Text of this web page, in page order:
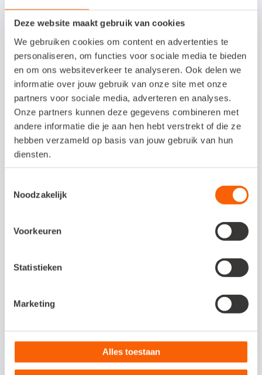
Deze website maakt gebruik van cookies
We gebruiken cookies om content en advertenties te
personaliseren, om functies voor sociale media te bieden
en om ons websiteverkeer te analyseren. Ook delen we
informatie over jouw gebruik van onze site met onze
partners voor sociale media, adverteren en analyses.
Onze partners kunnen deze gegevens combineren met
andere informatie die je aan hen hebt verstrekt of die ze
hebben verzameld op basis van jouw gebruik van hun
diensten.
Noodzakelijk
Voorkeuren
Statistieken
Marketing
Alles toestaan
voordoet als Snelstart.
Let bij het openen van een mail altijd op de
volgende punten:
Controleer altijd het e-mailadres van de
Klik niet op verdachte links of bijlagen.
Geef nooit je persoonlijke of financiële
gegevens via e-mail.
Snelstart zal je nooit via e-mail vragen om
contact met ons opnemen via onze officiële
kanalen. Blijf alert en voorkom verspreiding van je